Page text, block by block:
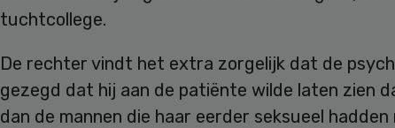
tuchtcollege.
De rechter vindt het extra zorgelijk dat de
gezegd dat hij aan de patiënte wilde laten zien
dan de mannen die haar eerder seksueel